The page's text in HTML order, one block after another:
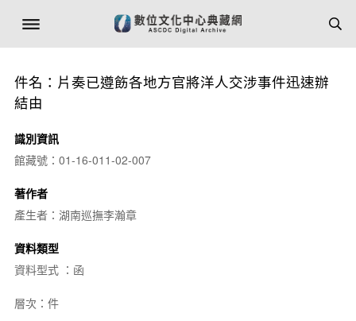
件名：片奏已遵飭各地方官將洋人交涉事件迅速辦
結由
識別資訊
館藏號：01-16-011-02-007
著作者
產生者：湖南巡撫李瀚章
資料類型
資料型式 ：函
層次：件